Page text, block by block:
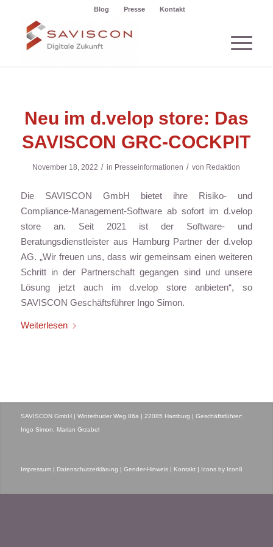
Blog Presse Kontakt
Neu im d.velop store: Das
SAVISCON GRC-COCKPIT
November 18, 2022 / in Presseinformationen / von Redaktion
Die SAVISCON GmbH bietet ihre Risiko- und
Compliance-Management-Software ab sofort im d.velop
store an. Seit 2021 ist der Software- und
Beratungsdienstleister aus Hamburg Partner der d.velop
AG. „Wir freuen uns, dass wir gemeinsam einen weiteren
Schritt in der Partnerschaft gegangen sind und unsere
Lösung jetzt auch im d.velop store anbieten“, so
SAVISCON Geschäftsführer Ingo Simon.
Weiterlesen
SAVISCON GmbH | Winterhuder Weg 86a | 22085 Hamburg | Geschäftsführer:
Ingo Simon, Marian Grzabel
Impressum | Datenschutzerklärung | Gender-Hinweis | Kontakt | Icons by Icon8